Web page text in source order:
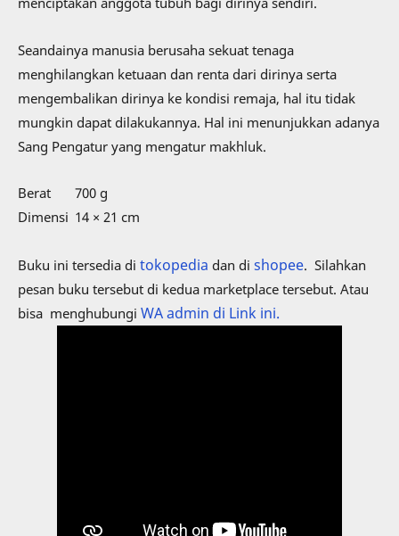
Seandainya manusia berusaha sekuat tenaga
menghilangkan ketuaan dan renta dari dirinya serta
mengembalikan dirinya ke kondisi remaja, hal itu tidak
mungkin dapat dilakukannya. Hal ini menunjukkan adanya
Sang Pengatur yang mengatur makhluk.
Berat
700 g
Dimensi 14 × 21 cm
Buku ini tersedia di tokopedia dan di shopee. Silahkan
pesan buku tersebut di kedua marketplace tersebut. Atau
bisa menghubungi WA admin di Link ini.